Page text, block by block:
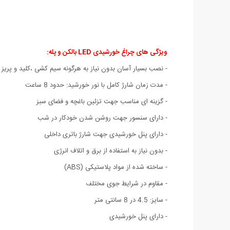
ویژگی های چراغ خورشیدی LED بالکن و پله
:
- نصب بسیار آسان بدون نیاز به هرگونه سیم کشی ،کلید و
- مدت زمان شارژ کامل با نور خورشید: حدود 8 ساعت
- گزینه ای مناسب جهت تزئین باغچه و فضای سبز
- دارای سنسور جهت روشن شدن خودکار در شب
- دارای پنل خورشیدی جهت شارژ باتری داخلی
- بدون نیاز به استفاده از برق و اتلاف انرژی
- ساخته شده از مواد پلاستیکی (ABS)
- مقاوم در شرایط جوی مختلف
- سایز: 4.5 در 8 سانتی متر
- دارای پنل خورشیدی